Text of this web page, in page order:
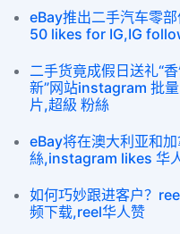
eBay推出二手汽车零部
50 likes for IG,IG
二手货竟成假日送礼“
新”网站instagram 批
片,超級 粉絲
eBay将在澳大利亚和
絲,instagram likes 华
如何巧妙跟进客户？
频下载,reel华人赞